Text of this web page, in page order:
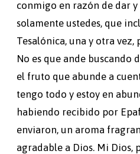
conmigo en razón de dar
solamente ustedes, que
Tesalónica, una y otra vez,
No es que ande buscando
el fruto que abunde a
tengo todo y estoy en
habiendo recibido por
enviaron, un aroma
agradable a Dios. Mi Dios,